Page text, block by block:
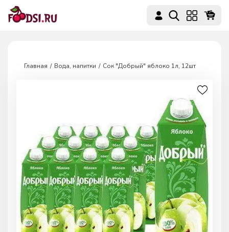
Главная Вода, напитки Сок "Добрый" яблоко 1л, 12шт